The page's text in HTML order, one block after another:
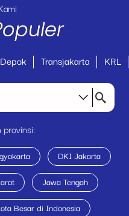
Transjakarta KRL
provinsi:
DKI Jakarta
Jawa Tengah
Besar di Indonesia